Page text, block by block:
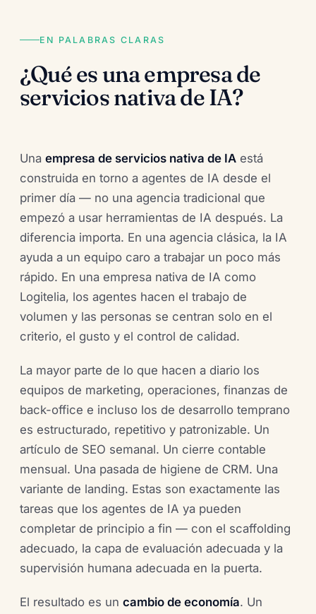
EN PALABRAS CLARAS
¿Qué es una empresa de
servicios nativa de IA?
Una empresa de servicios nativa de IA está
construida en torno a agentes de IA desde el
primer día — no una agencia tradicional que
empezó a usar herramientas de IA después. La
diferencia importa. En una agencia clásica, la IA
ayuda a un equipo caro a trabajar un poco más
rápido. En una empresa nativa de IA como
Logitelia, los agentes hacen el trabajo de
volumen y las personas se centran solo en el
criterio, el gusto y el control de calidad.
La mayor parte de lo que hacen a diario los
equipos de marketing, operaciones, finanzas de
back-office e incluso los de desarrollo temprano
es estructurado, repetitivo y patronizable. Un
artículo de SEO semanal. Un cierre contable
mensual. Una pasada de higiene de CRM. Una
variante de landing. Estas son exactamente las
tareas que los agentes de IA ya pueden
completar de principio a fin — con el scaffolding
adecuado, la capa de evaluación adecuada y la
supervisión humana adecuada en la puerta.
El resultado es un cambio de economía. Un